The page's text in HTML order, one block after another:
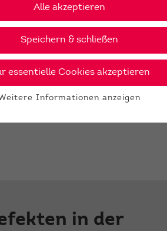
in der
Alle akzeptieren
Speichern & schließen
essentielle Cookies akzeptieren
1 Jahr
auf unserer Website externe
Informationen anzeigen